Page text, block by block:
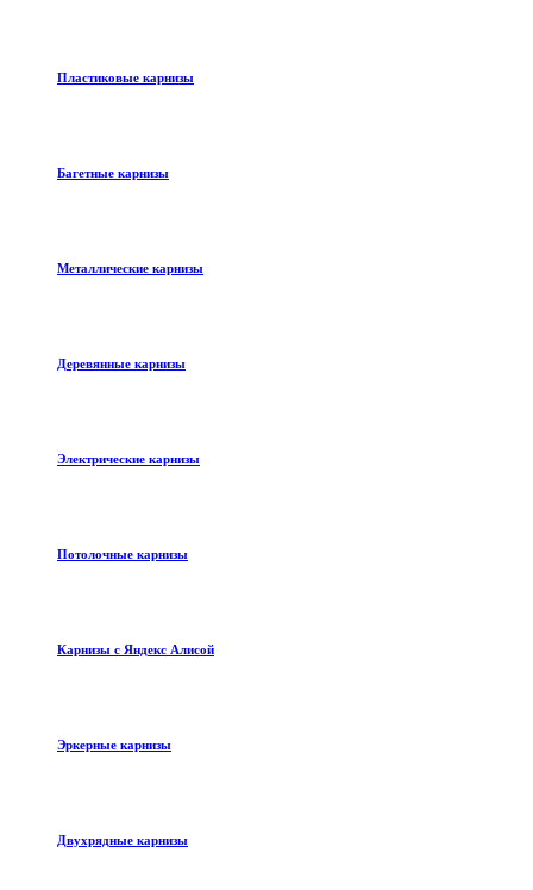
Пластиковые карнизы
Багетные карнизы
Металлические карнизы
Деревянные карнизы
Электрические карнизы
Потолочные карнизы
Карнизы с Яндекс Алисой
Эркерные карнизы
Двухрядные карнизы